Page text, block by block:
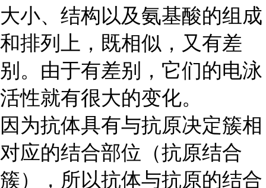
大小、结构以及氨基酸的组成
和排列上，既相似，又有差
别。由于有差别，它们的电泳
活性就有很大的变化。
因为抗体具有与抗原决定簇相
对应的结合部位（抗原结合
簇），所以抗体与抗原的结合